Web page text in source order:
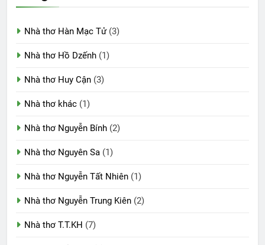
Nhà thơ Hàn Mạc Tử(3)
Nhà thơ Hồ Dzếnh (1)
Nhà thơ Huy Cận (3)
Nhà thơ khác (1)
Nhà thơ Nguyễn Bính (2)
Nhà thơ Nguyên Sa (1)
Nhà thơ Nguyễn Tất Nhiên (1)
Nhà thơ Nguyễn Trung Kiên (2)
Nhà thơ T.T.KH (7)